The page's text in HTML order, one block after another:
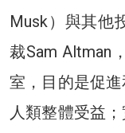
Musk）與其他
裁Sam Altman
室，目的是促
人類整體受益